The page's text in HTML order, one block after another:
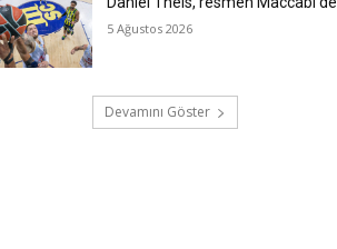
5 Ağustos 2026
Devamını Göster